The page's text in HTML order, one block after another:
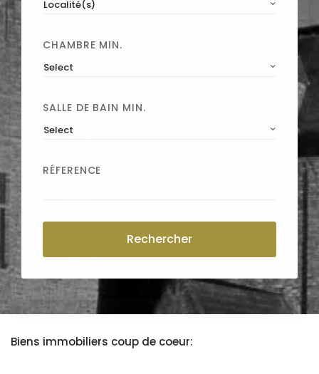
Localité(s)
CHAMBRE MIN.
Select
SALLE DE BAIN MIN.
Select
RÉFERENCE
Rechercher
Biens immobiliers coup de coeur: